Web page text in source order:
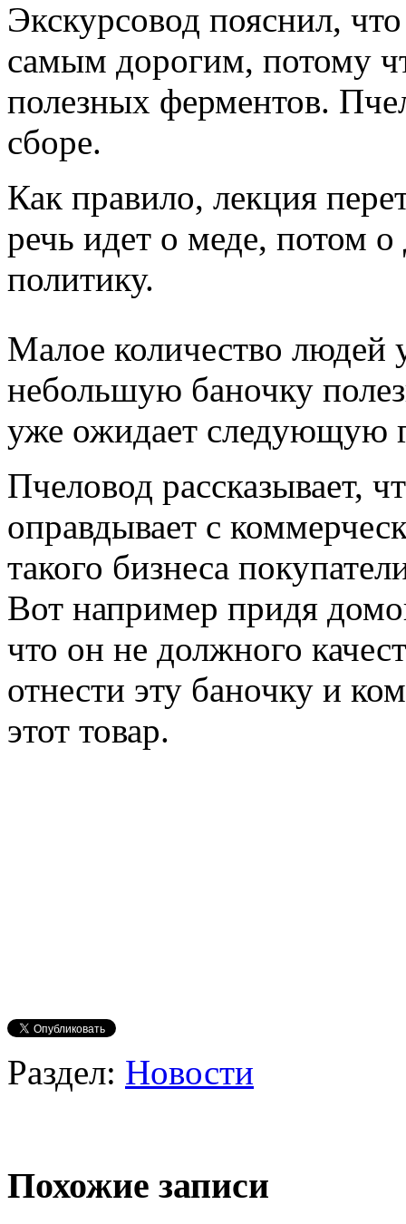
Экскурсовод пояснил,
самым дорогим, потому
полезных ферментов.
сборе.
Как правило, лекция
речь идет о меде, потом о
политику.
Малое количество людей
небольшую баночку
уже ожидает следующую
Пчеловод рассказывает,
оправдывает с
такого бизнеса
Вот например придя
что он не должного
отнести эту баночку и
этот товар.
Раздел: Новости
Похожие записи